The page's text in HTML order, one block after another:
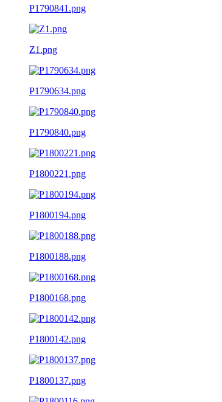
P1790841.png
Z1.png
P1790634.png
P1790840.png
P1800221.png
P1800194.png
P1800188.png
P1800168.png
P1800142.png
P1800137.png